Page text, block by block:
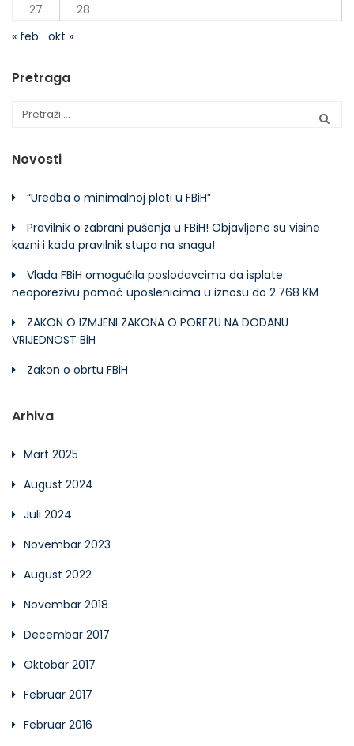
27
28
« feb
okt »
Pretraga
Novosti
“Uredba o minimalnoj plati u FBiH”
Pravilnik o zabrani pušenja u FBiH! Objavljene su visine
kazni i kada pravilnik stupa na snagu!
Vlada FBiH omogućila poslodavcima da isplate
neoporezivu pomoć uposlenicima u iznosu do 2.768 KM
ZAKON O IZMJENI ZAKONA O POREZU NA DODANU
VRIJEDNOST BiH
Zakon o obrtu FBiH
Arhiva
Mart 2025
August 2024
Juli 2024
Novembar 2023
August 2022
Novembar 2018
Decembar 2017
Oktobar 2017
Februar 2017
Februar 2016